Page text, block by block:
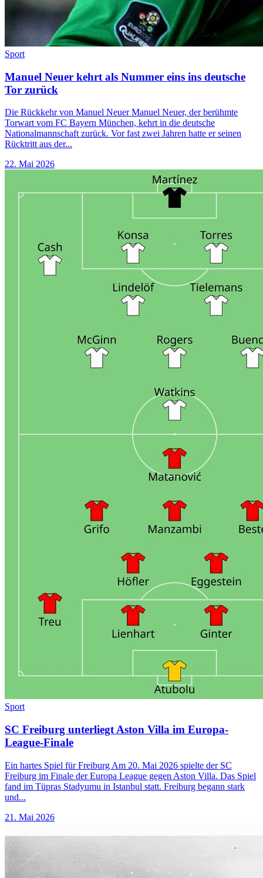
Sport
Manuel Neuer kehrt als Nummer eins ins deutsche
Tor zurück
Die Rückkehr von Manuel Neuer Manuel Neuer, der berühmte
Torwart vom FC Bayern München, kehrt in die deutsche
Nationalmannschaft zurück. Vor fast zwei Jahren hatte er seinen
Rücktritt aus der...
22. Mai 2026
Sport
SC Freiburg unterliegt Aston Villa im Europa-
League-Finale
Ein hartes Spiel für Freiburg Am 20. Mai 2026 spielte der SC
Freiburg im Finale der Europa League gegen Aston Villa. Das Spiel
fand im Tüpras Stadyumu in Istanbul statt. Freiburg begann stark
und...
21. Mai 2026